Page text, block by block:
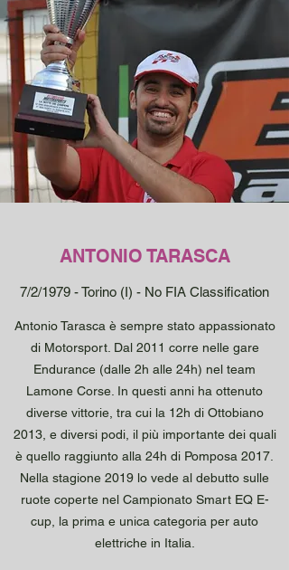
ANTONIO TARASCA
7/2/1979 - Torino (I) - No FIA Classification
​Antonio Tarasca è sempre stato appassionato
di Motorsport. Dal 2011 corre nelle gare
Endurance (dalle 2h alle 24h) nel team
Lamone Corse. In questi anni ha ottenuto
diverse vittorie, tra cui la 12h di Ottobiano
2013, e diversi podi, il più importante dei quali
è quello raggiunto alla 24h di Pomposa 2017.
Nella stagione 2019 lo vede al debutto sulle
ruote coperte nel Campionato Smart EQ E-
cup, la prima e unica categoria per auto
elettriche in Italia.